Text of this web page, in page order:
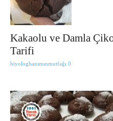
Kakaolu ve Damla
Tarifi
biyologhanımınmutfağı 0